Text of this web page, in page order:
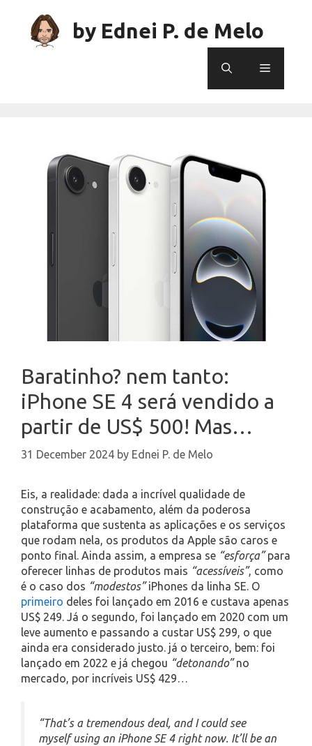
content
by Ednei P. de Melo
Menu
Baratinho? nem tanto:
iPhone SE 4 será vendido a
partir de US$ 500! Mas…
31 December 2024 by Ednei P. de Melo
Eis, a realidade: dada a incrível qualidade de
construção e acabamento, além da poderosa
plataforma que sustenta as aplicações e os serviços
que rodam nela, os produtos da Apple são caros e
ponto final. Ainda assim, a empresa se “esforça”para
oferecer linhas de produtos mais “acessíveis”, como
é o caso dos “modestos”iPhones da linha SE. O
primeiro deles foi lançado em 2016 e custava apenas
US$ 249. Já o segundo, foi lançado em 2020 com um
leve aumento e passando a custar US$ 299, o que
ainda era considerado justo. já o terceiro, bem: foi
lançado em 2022 e já chegou “detonando”no
mercado, por incríveis US$ 429…
“That’s a tremendous deal, and I could see
myself using an iPhone SE 4 right now. It’ll be an